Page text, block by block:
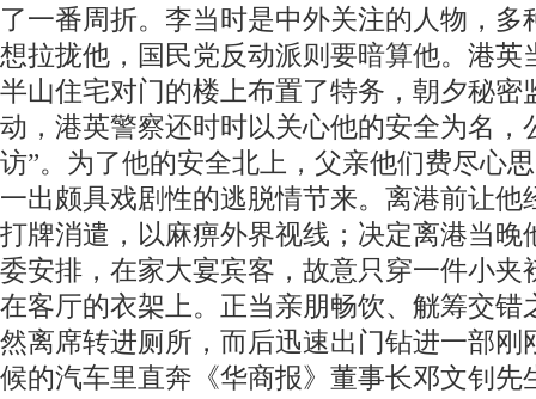
了一番周折。李当时是中外关注的人物，多
想拉拢他，国民党反动派则要暗算他。港英
半山住宅对门的楼上布置了特务，朝夕秘密
动，港英警察还时时以关心他的安全为名，
访”。为了他的安全北上，父亲他们费尽心
一出颇具戏剧性的逃脱情节来。离港前让他
打牌消遣，以麻痹外界视线；决定离港当晚
委安排，在家大宴宾客，故意只穿一件小夹
在客厅的衣架上。正当亲朋畅饮、觥筹交错
然离席转进厕所，而后迅速出门钻进一部刚
候的汽车里直奔《华商报》董事长邓文钊先